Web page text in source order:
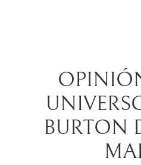
BURTON